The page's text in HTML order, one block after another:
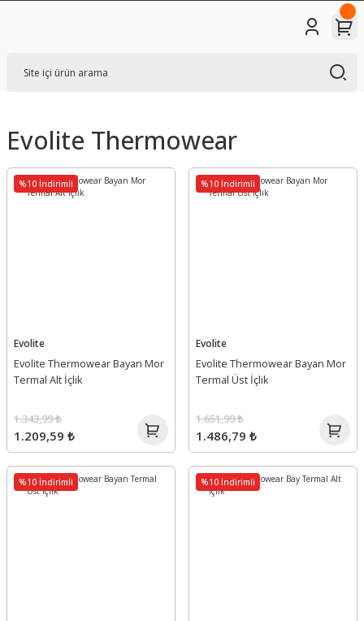
Evolite Thermowear
%10 İndirimli
Evolite
Evolite Thermowear Bayan Mor
Termal Alt İçlik
1.209,59 ₺
1.343,99 ₺
%10 İndirimli
Evolite
Evolite Thermowear Bayan Mor
Termal Üst İçlik
1.486,79 ₺
1.651,99 ₺
%10 İndirimli %10 İndirimli